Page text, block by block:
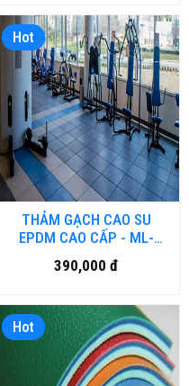
Hot
THẢM GẠCH CAO SU
EPDM CAO CẤP - ML-
EPDM.HM
390,000 đ
Hot